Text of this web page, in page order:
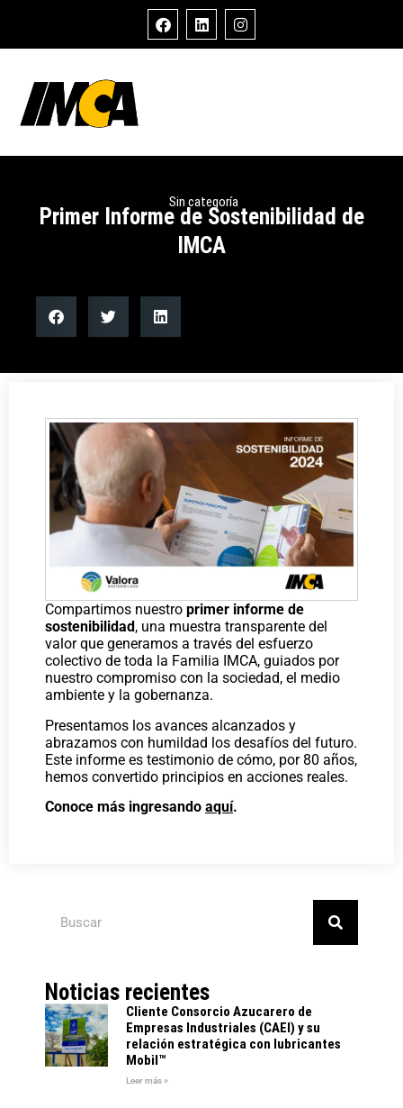
Sin categoría
Primer Informe de Sostenibilidad de
IMCA
Compartimos nuestro primer informe de
sostenibilidad , una muestra transparente del
valor que generamos a través del esfuerzo
colectivo de toda la Familia IMCA, guiados por
nuestro compromiso con la sociedad, el medio
ambiente y la gobernanza.
Presentamos los avances alcanzados y
abrazamos con humildad los desafíos del futuro.
Este informe es testimonio de cómo, por 80 años,
hemos convertido principios en acciones reales.
Conoce más ingresando aquí.
Noticias recientes
Cliente Consorcio Azucarero de
Empresas Industriales (CAEI) y su
relación estratégica con lubricantes
Mobil™
Leer más »